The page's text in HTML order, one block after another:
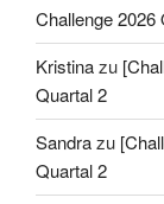
Challenge 2026
Kristinazu
Quartal 2
Sandrazu
Quartal 2